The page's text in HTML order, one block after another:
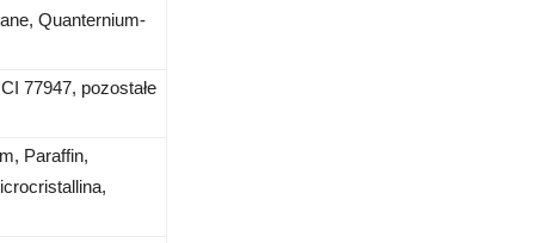
Quanternium-
77947, pozostałe
Paraffin,